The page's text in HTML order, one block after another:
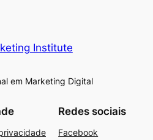
Institute
em Marketing Digital
Redes sociais
Facebook